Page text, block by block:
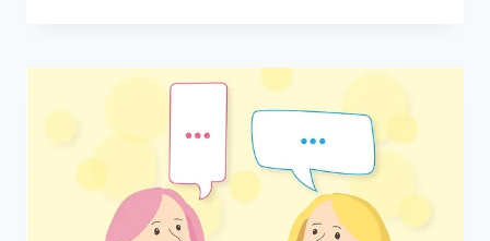
ПО
КОММУНИКАЦИИ
КРАСНОЯРСКЕ:
ВЫБРАТЬ
И
ЗАЧЕМ